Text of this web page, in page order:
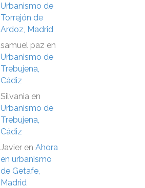
Urbanismo de
Torrejón de
Ardoz, Madrid
samuel paz en
Urbanismo de
Trebujena,
Cádiz
Silvania en
Urbanismo de
Trebujena,
Cádiz
Javier en Ahora
en urbanismo
de Getafe,
Madrid